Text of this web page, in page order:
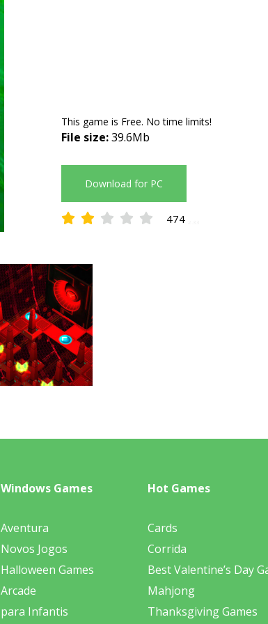
This game is Free. No time limits!
File size:39.6Mb
Download for PC
474
Windows Games
Aventura
Novos Jogos
Halloween Games
Arcade
para Infantis
Hot Games
Cards
Corrida
Best Valentine’s Day
Mahjong
Thanksgiving Games